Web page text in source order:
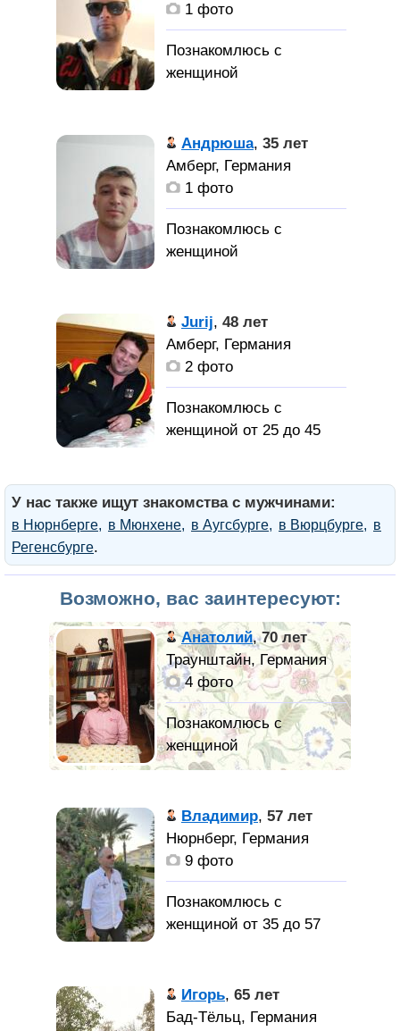
1 фото
Андрюша, 35 лет
Амберг, Германия
1 фото
Jurij, 48 лет
Амберг, Германия
2 фото
Познакомлюсь с
женщиной от 25 до 45
У нас также ищут знакомства с мужчинами:
в Нюрнберге в Мюнхене в Аугсбурге в Вюрцбурге
в
Регенсбурге.
Возможно, вас заинтересуют:
Анатолий,70 лет
Траунштайн, Германия
4 фото
качества: Спокойный
характер, аккуратность,
целеустремленность,
воспитанность, упорство,
настойчивость,
хобби: психология,
философия.
Владимир, 57 лет
Нюрнберг, Германия
9 фото
Познакомлюсь с
женщиной от 35 до 57
Подробности в
переписке,
Игорь, 65 лет
Бад-Тёльц, Германия